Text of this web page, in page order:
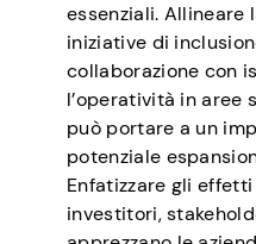
essenziali. Allineare
iniziative di
collaborazione con
l’operatività in aree
può portare a un
potenziale
Enfatizzare gli
investitori,